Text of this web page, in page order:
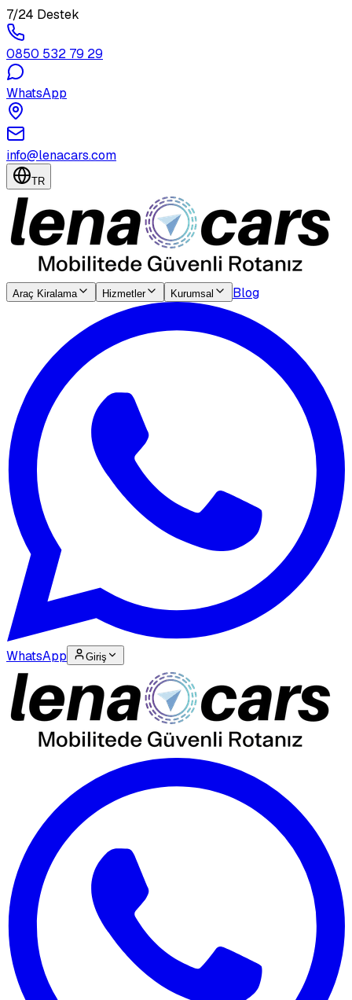
7/24 Destek
0850 532 79 29
WhatsApp
info@lenacars.com
TR
Araç Kiralama Hizmetler Kurumsal Blog
WhatsApp Giriş